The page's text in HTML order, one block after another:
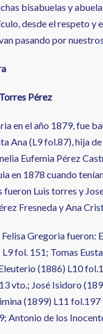
bisabuelas y
desde el respeto y
pasando por
Pérez
en el año 1879, fue
Ana (L9 fol.87), hija
Eufemia Pérez
en 1878 cuando
fueron Luis torres y
Fresneda y Ana
Felisa Gregoria fueron:
fol. 151; Tomas
(1886) L10
vto.; José Isidoro
(1899) L11 fol.197
Antonio de los